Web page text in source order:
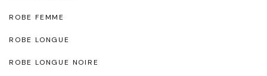
ROBE FEMME
ROBE LONGUE
ROBE LONGUE NOIRE